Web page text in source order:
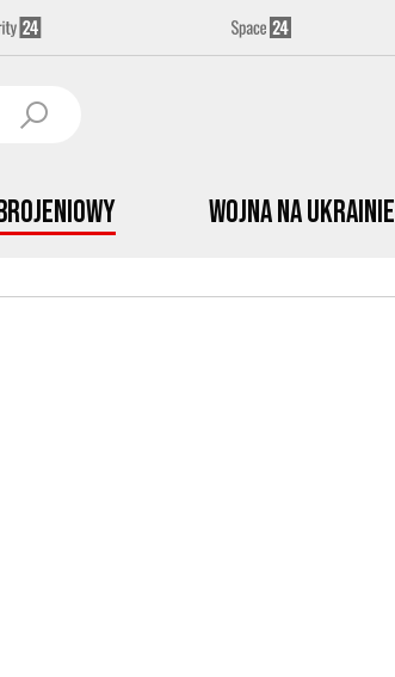
Wojna na Ukrainie